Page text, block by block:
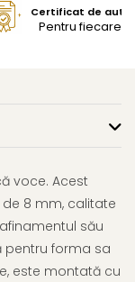
Certificat de
Pentru fiecare
voce. Acest
de 8 mm, calitate
său
pentru forma sa
este montată cu